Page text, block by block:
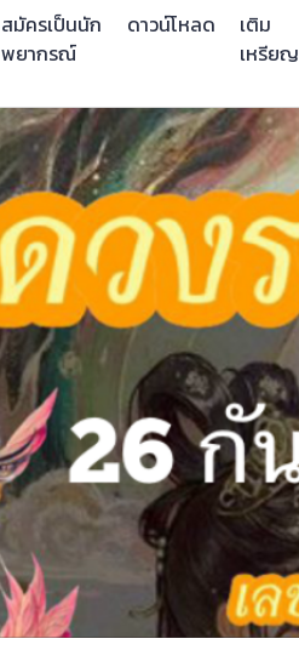
สมัครเป็นนัก
พยากรณ์
ดาวน์โหลด
เติม
เหรียญ